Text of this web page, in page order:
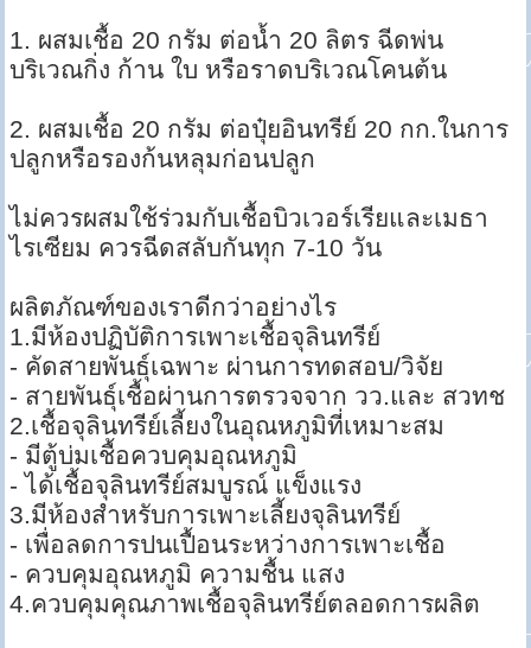
1. ผสมเชื้อ 20 กรัม ต่อน้ำ 20 ลิตร ฉีดพ่น
บริเวณกิ่ง ก้าน ใบ หรือราดบริเวณโคนต้น
2. ผสมเชื้อ 20 กรัม ต่อปุ๋ยอินทรีย์ 20 กก.ในการ
ปลูกหรือรองก้นหลุมก่อนปลูก
ไม่ควรผสมใช้ร่วมกับเชื้อบิวเวอร์เรียและเมธา
ไรเซียม ควรฉีดสลับกันทุก 7-10 วัน
ผลิตภัณฑ์ของเราดีกว่าอย่างไร
1.มีห้องปฏิบัติการเพาะเชื้อจุลินทรีย์
- คัดสายพันธุ์เฉพาะ ผ่านการทดสอบ/วิจัย
- สายพันธุ์เชื้อผ่านการตรวจจาก วว.และ สวทช
2.เชื้อจุลินทรีย์เลี้ยงในอุณหภูมิที่เหมาะสม
- มีตู้บ่มเชื้อควบคุมอุณหภูมิ
- ได้เชื้อจุลินทรีย์สมบูรณ์ แข็งแรง
3.มีห้องสำหรับการเพาะเลี้ยงจุลินทรีย์
- เพื่อลดการปนเปื้อนระหว่างการเพาะเชื้อ
- ควบคุมอุณหภูมิ ความชื้น แสง
4.ควบคุมคุณภาพเชื้อจุลินทรีย์ตลอดการผลิต